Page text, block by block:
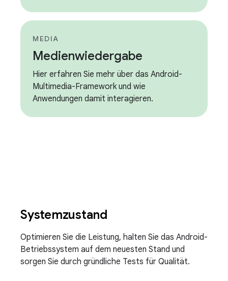
MEDIA
Medienwiedergabe
Hier erfahren Sie mehr über das Android-
Multimedia-Framework und wie
Anwendungen damit interagieren.
Systemzustand
Optimieren Sie die Leistung, halten Sie das Android-
Betriebssystem auf dem neuesten Stand und
sorgen Sie durch gründliche Tests für Qualität.